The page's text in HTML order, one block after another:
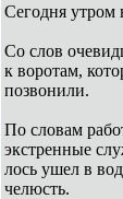
Сегодня утром
Со слов
к воротам,
позвонили.
По словам
экстренные
лось ушел в
челюсть.